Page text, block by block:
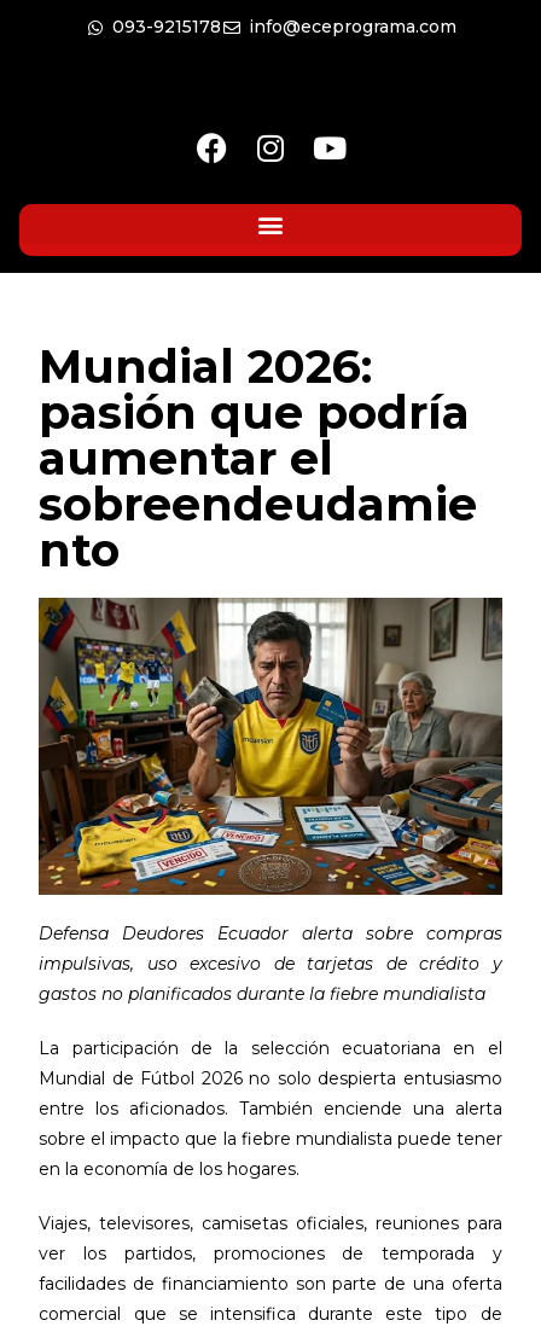
093-9215178 info@eceprograma.com
Mundial 2026:
pasión que podría
aumentar el
sobreendeudamie
nto
Defensa Deudores Ecuador alerta sobre compras
impulsivas, uso excesivo de tarjetas de crédito y
gastos no planificados durante la fiebre mundialista
La participación de la selección ecuatoriana en el
Mundial de Fútbol 2026 no solo despierta entusiasmo
entre los aficionados. También enciende una alerta
sobre el impacto que la fiebre mundialista puede tener
en la economía de los hogares.
Viajes, televisores, camisetas oficiales, reuniones para
ver los partidos, promociones de temporada y
facilidades de financiamiento son parte de una oferta
comercial que se intensifica durante este tipo de